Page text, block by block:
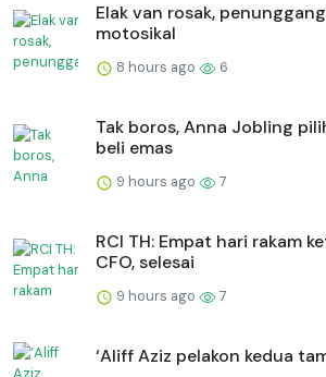
Elak van rosak,
motosikal
8 hours ago 6
Tak boros, Anna Jobling
beli emas
9 hours ago 7
RCI TH: Empat hari rakam
CFO, selesai
9 hours ago 7
‘Aliff Aziz pelakon kedua